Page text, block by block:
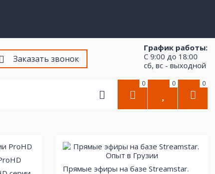
Заказать звонок
График работы:
С 9:00 до 18:00
сб, вс - выходной
0 0 0
Прямые эфиры на базе Streamstar.